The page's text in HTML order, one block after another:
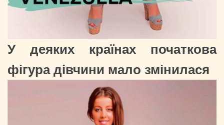
У деяких країнах початкова
фігура дівчини мало змінилася